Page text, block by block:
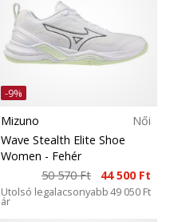
-9%
Mizuno
Női
Wave Stealth Elite Shoe
Women - Fehér
50 570 Ft
44 500 Ft
Utolsó legalacsonyabb
ár
49 050 Ft